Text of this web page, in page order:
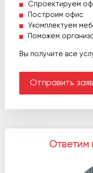
Спроектируем
Построим офис
Укомплектуем
Поможем
Вы получите все
Отправить
Ответим